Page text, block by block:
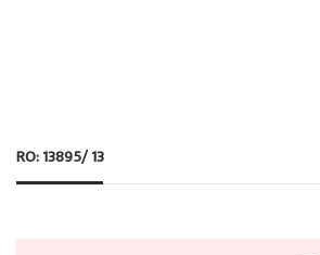
RO: 13895/ 13